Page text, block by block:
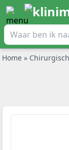
Home »